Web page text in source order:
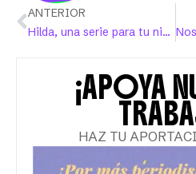
ANTERIOR
Hilda, una serie para tu niña interior
¡APOYA
HAZ TU